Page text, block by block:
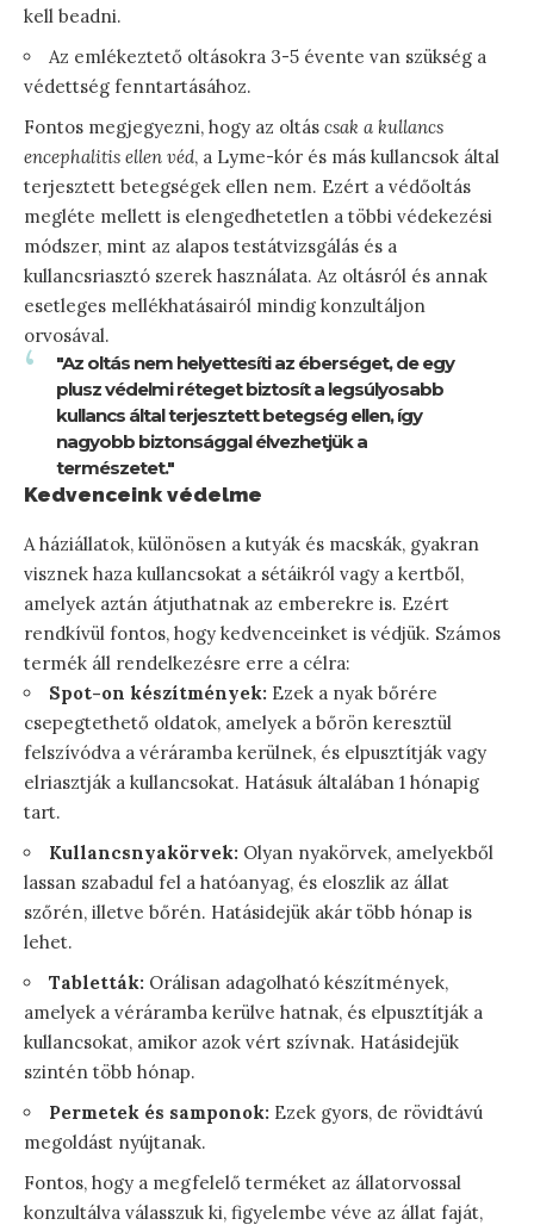
kell beadni.
Az emlékeztető oltásokra 3-5 évente van szükség a
védettség fenntartásához.
Fontos megjegyezni, hogy az oltás csak a kullancs
encephalitis ellen véd, a Lyme-kór és más kullancsok által
terjesztett betegségek ellen nem. Ezért a védőoltás
megléte mellett is elengedhetetlen a többi védekezési
módszer, mint az alapos testátvizsgálás és a
kullancsriasztó szerek használata. Az oltásról és annak
esetleges mellékhatásairól mindig konzultáljon
orvosával.
"Az oltás nem helyettesíti az éberséget, de egy
plusz védelmi réteget biztosít a legsúlyosabb
kullancs által terjesztett betegség ellen, így
nagyobb biztonsággal élvezhetjük a
természetet."
Kedvenceink védelme
A háziállatok, különösen a kutyák és macskák, gyakran
visznek haza kullancsokat a sétáikról vagy a kertből,
amelyek aztán átjuthatnak az emberekre is. Ezért
rendkívül fontos, hogy kedvenceinket is védjük. Számos
termék áll rendelkezésre erre a célra:
Spot-on készítmények: Ezek a nyak bőrére
csepegtethető oldatok, amelyek a bőrön keresztül
felszívódva a véráramba kerülnek, és elpusztítják vagy
elriasztják a kullancsokat. Hatásuk általában 1 hónapig
tart.
Kullancsnyakörvek: Olyan nyakörvek, amelyekből
lassan szabadul fel a hatóanyag, és eloszlik az állat
szőrén, illetve bőrén. Hatásidejük akár több hónap is
lehet.
Tabletták: Orálisan adagolható készítmények,
amelyek a véráramba kerülve hatnak, és elpusztítják a
kullancsokat, amikor azok vért szívnak. Hatásidejük
szintén több hónap.
Permetek és samponok: Ezek gyors, de rövidtávú
megoldást nyújtanak.
Fontos, hogy a megfelelő terméket az állatorvossal
konzultálva válasszuk ki, figyelembe véve az állat faját,